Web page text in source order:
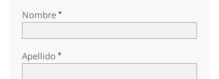
Nombre
Apellido